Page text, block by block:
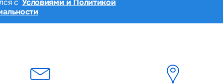
с Условиями и Политикой